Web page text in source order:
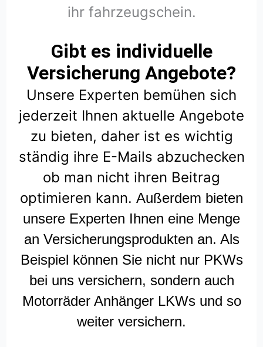
ihr fahrzeugschein.
Gibt es individuelle
Versicherung Angebote?
Unsere Experten bemühen sich
jederzeit Ihnen aktuelle Angebote
zu bieten, daher ist es wichtig
ständig ihre E-Mails abzuchecken
ob man nicht ihren Beitrag
optimieren kann. Außerdem bieten
unsere Experten Ihnen eine Menge
an Versicherungsprodukten an. Als
Beispiel können Sie nicht nur PKWs
bei uns versichern, sondern auch
Motorräder Anhänger LKWs und so
weiter versichern.